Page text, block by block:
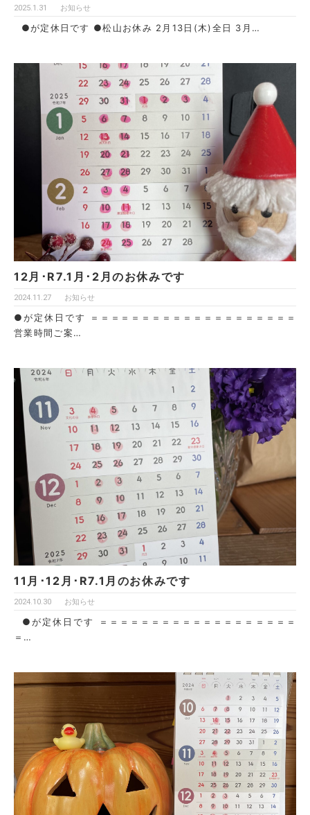
2025.1.31 お知らせ
●が定休日です ●松山お休み 2月13日(木)全日 3月…
12月･R7.1月･2月のお休みです
2024.11.27 お知らせ
●が定休日です ＝＝＝＝＝＝＝＝＝＝＝＝＝＝＝＝＝＝＝＝
営業時間ご案…
11月･12月･R7.1月のお休みです
2024.10.30 お知らせ
●が定休日です ＝＝＝＝＝＝＝＝＝＝＝＝＝＝＝＝＝＝＝
＝…